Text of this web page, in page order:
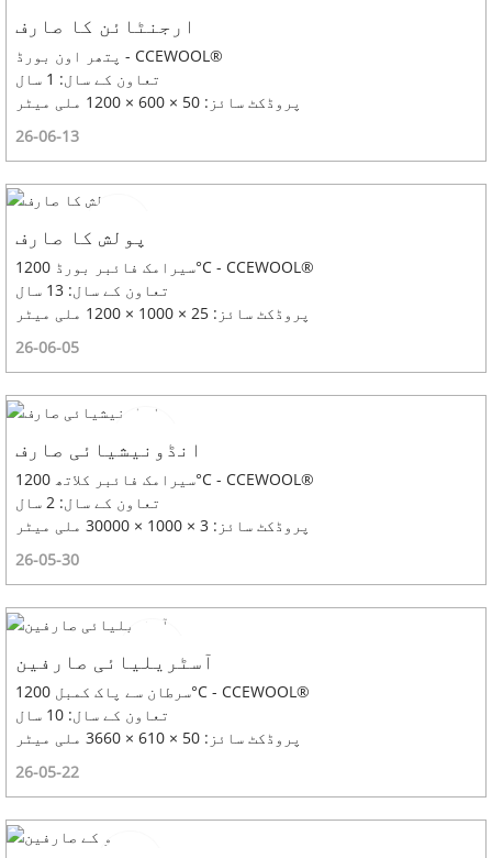
ارجنٹائن کا صارف
پتھر اون بورڈ - CCEWOOL®
تعاون کے سال: 1 سال
پروڈکٹ سائز: 50 × 600 × 1200 ملی میٹر
26-06-13
پولش کا صارف
سیرامک ​​فائبر بورڈ 1200°C - CCEWOOL®
تعاون کے سال: 13 سال
پروڈکٹ سائز: 25 × 1000 × 1200 ملی میٹر
26-06-05
انڈونیشیائی صارف
سیرامک ​​فائبر کلاتھ 1200°C - CCEWOOL®
تعاون کے سال: 2 سال
پروڈکٹ سائز: 3 × 1000 × 30000 ملی میٹر
26-05-30
آسٹریلیائی صارفین
سرطان سے پاک کمبل 1200°C - CCEWOOL®
تعاون کے سال: 10 سال
پروڈکٹ سائز: 50 × 610 × 3660 ملی میٹر
26-05-22